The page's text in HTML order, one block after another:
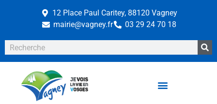
12 Place Paul Caritey, 88120 Vagney
mairie@vagney.fr
03 29 24 70 18